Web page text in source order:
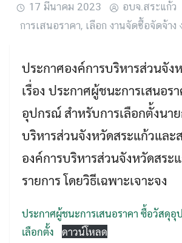
17 มีนาคม 2023 อบจ.สระแก้ว
การเสนอราคา, เลือก งานจัดซื้อจัดจ้าง
ประกาศองค์การบริหารส่วนจัง
เรื่อง ประกาศผู้ชนะการเสนอร
อุปกรณ์ สำหรับการเลือกตั้งนา
บริหารส่วนจังหวัดสระแก้วและ
องค์การบริหารส่วนจังหวัดสระ
รายการ โดยวิธีเฉพาะเจาะจง
ประกาศผู้ชนะการเสนอราคา ซื้อวัสดุ
เลือกตั้ง
ดาวน์โหลด